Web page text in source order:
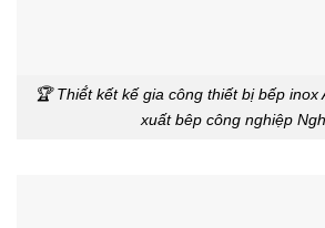
🏆 Thiế́t kết kế gia công thiết bị bếp inox
xuất bêp công nghiệp